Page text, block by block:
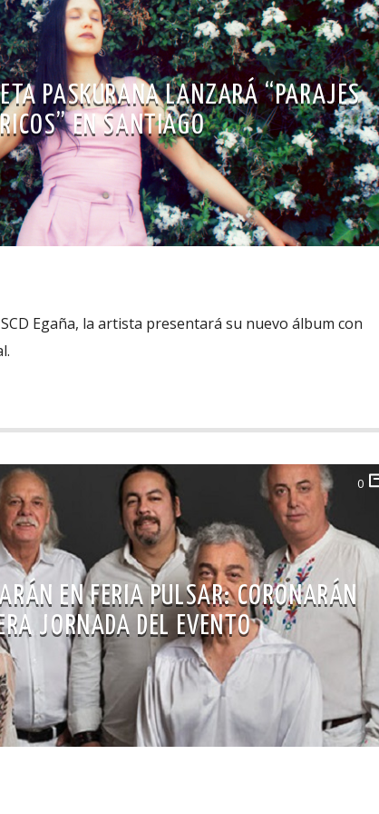
PASKURANA LANZARÁ “PARAJES
EN SANTIAGO
Egaña, la artista presentará su nuevo álbum con
0
EN FERIA PULSAR: CORONARÁN
JORNADA DEL EVENTO